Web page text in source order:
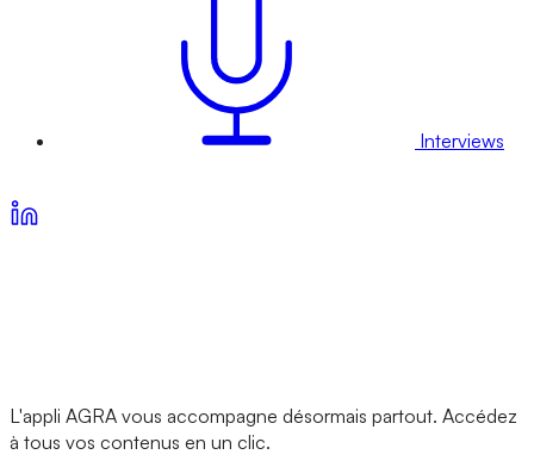
Interviews
L'appli AGRA vous accompagne désormais partout. Accédez
à tous vos contenus en un clic.